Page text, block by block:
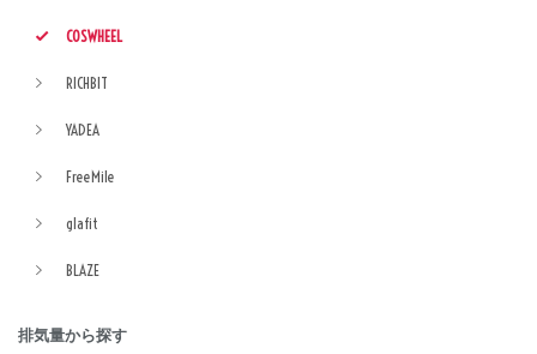
COSWHEEL
RICHBIT
YADEA
FreeMile
glafit
BLAZE
排気量から探す